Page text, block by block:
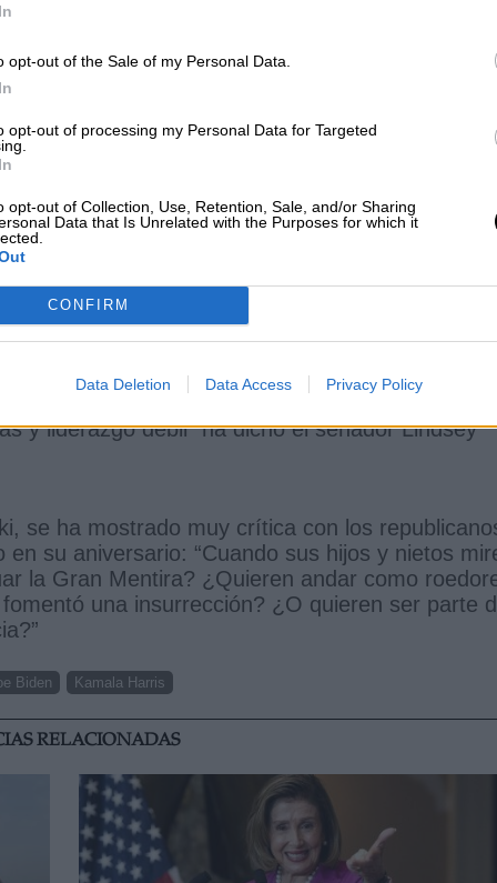
opt-out of the Sale of my Personal Data.
opt-out of processing my Personal Data for Targeted
opt-out of Collection, Use, Retention, Sale, and/or Sharing
Data that Is Unrelated with the Purposes for which it
CONFIRM
Data Deletion Data Access Privacy Policy
un presidente no solo perdió
evitar la transferencia pacífica de
violentos trataba de asaltar el
Capitolio"
de Bidenacusándole de utilizar la fecha
dividir a Estados Unidos". "
con una elección amañada
de una gran parte del Partido Republicano, lo
han respaldado sus palabras. “La
6 de enero, está en caída libre no por el ataque a
y liderazgo débil” ha dicho el senador Lindsey
se ha mostrado muy crítica con los
su aniversario: “Cuando sus hijos y nietos
la Gran Mentira? ¿Quieren andar como
una insurrección? ¿O quieren ser parte
Biden Kamala Harris
RELACIONADAS